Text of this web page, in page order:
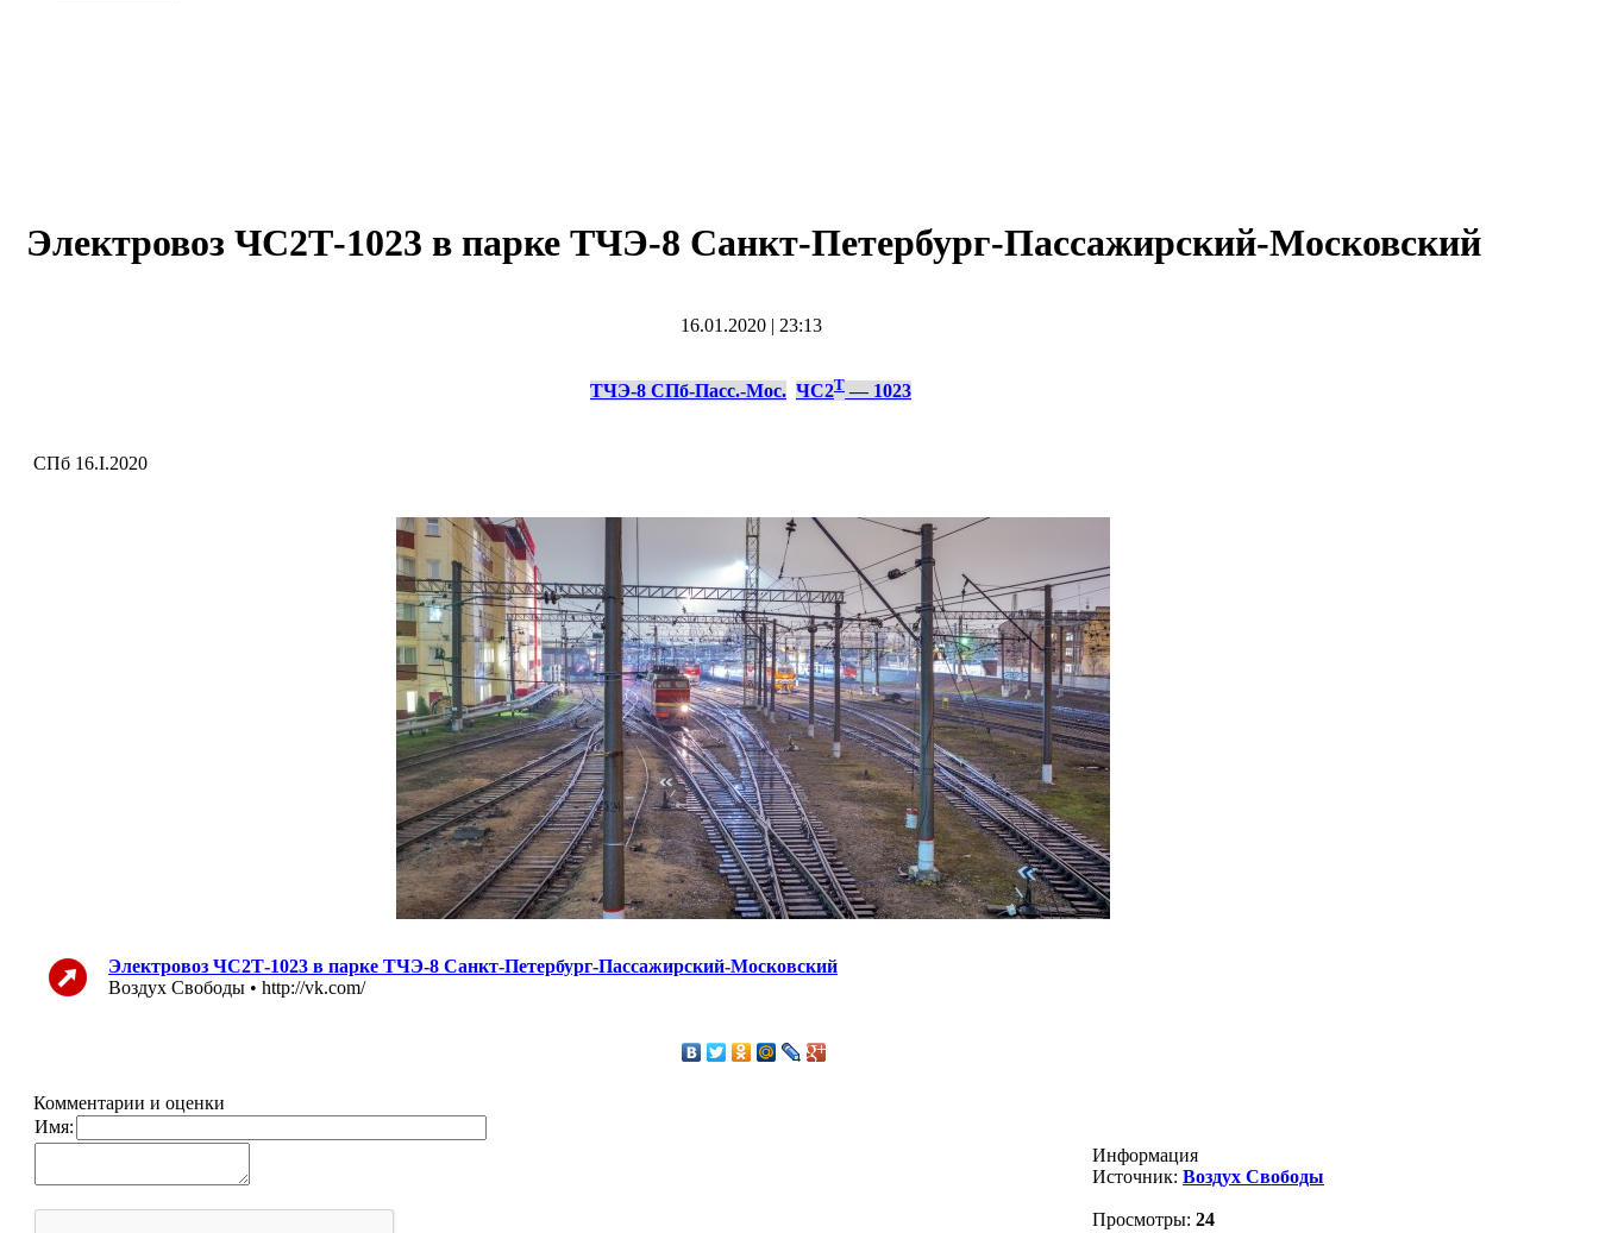
Электровоз ЧС2Т-1023 в парке ТЧЭ-8 Санкт-Петербург-Пассажирский-Московский
16.01.2020| 23:13
ТЧЭ-8 СПб-Пасс.-Мос. ЧС2Т — 1023
СПб 16.I.2020
Электровоз ЧС2Т-1023 в парке ТЧЭ-8 Санкт-Петербург-Пассажирский-Московский
Воздух Свободы • http://vk.com/
Комментарии и оценки
Имя:
Информация
Источник: Воздух Свободы
Просмотры: 24